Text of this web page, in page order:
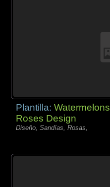
Plantilla:Watermelons
Roses Design
Diseño, Sandías, Rosas,